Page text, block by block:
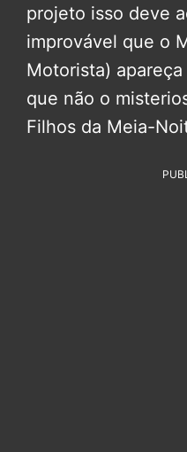
projeto isso deve
improvável que o
Motorista)
que não o
Filhos da Meia-